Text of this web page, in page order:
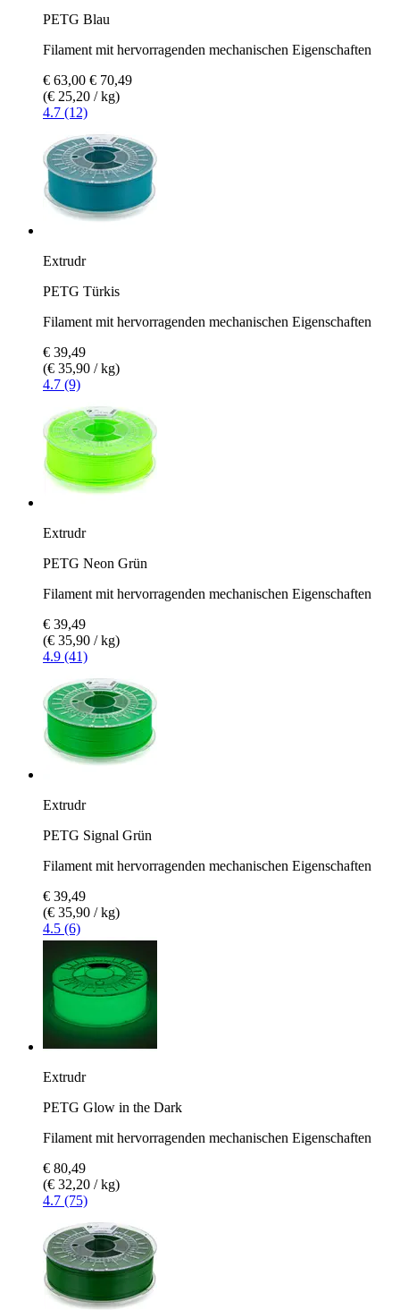
PETG Blau
Filament mit hervorragenden mechanischen Eigenschaften
€ 63,00 € 70,49
(€ 25,20 / kg)
4.7 (12)
Extrudr
PETG Türkis
Filament mit hervorragenden mechanischen Eigenschaften
€ 39,49
(€ 35,90 / kg)
4.7 (9)
Extrudr
PETG Neon Grün
Filament mit hervorragenden mechanischen Eigenschaften
€ 39,49
(€ 35,90 / kg)
4.9 (41)
Extrudr
PETG Signal Grün
Filament mit hervorragenden mechanischen Eigenschaften
€ 39,49
(€ 35,90 / kg)
4.5 (6)
Extrudr
PETG Glow in the Dark
Filament mit hervorragenden mechanischen Eigenschaften
€ 80,49
(€ 32,20 / kg)
4.7 (75)